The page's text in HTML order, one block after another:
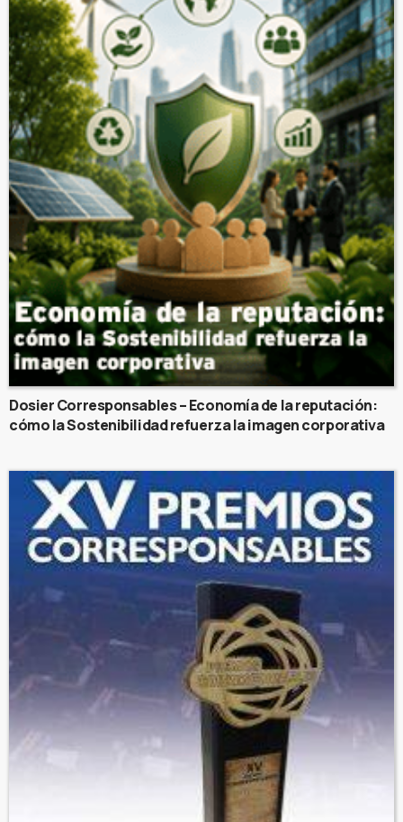
Dosier Corresponsables – Economía de la reputación:
cómo la Sostenibilidad refuerza la imagen corporativa